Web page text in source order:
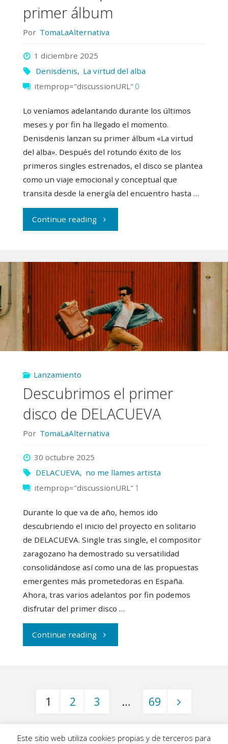
primer álbum
Por TomaLaAlternativa
1 diciembre 2025
Denisdenis, La virtud del alba
itemprop="discussionURL" 0
Lo veníamos adelantando durante los últimos
meses y por fin ha llegado el momento.
Denisdenis lanzan su primer álbum «La virtud
del alba». Después del rotundo éxito de los
primeros singles estrenados, el disco se plantea
como un viaje emocional y conceptual que
transita desde la energía del encuentro hasta …
Continue reading"Denisdenis
su
primer
álbum"
Lanzamiento
Descubrimos el primer
disco de DELACUEVA
Por TomaLaAlternativa
30 octubre 2025
DELACUEVA, no me llames artista
itemprop="discussionURL" 1
Durante lo que va de año, hemos ido
descubriendo el inicio del proyecto en solitario
de DELACUEVA. Single tras single, el compositor
zaragozano ha demostrado su versatilidad
consolidándose así como una de las propuestas
emergentes más prometedoras en España.
Ahora, tras varios adelantos por fin podemos
disfrutar del primer disco …
Continue reading"Descubrimos
disco
Paginación
1 2 3 … 69
Este sitio web utiliza cookies propias y de terceros para